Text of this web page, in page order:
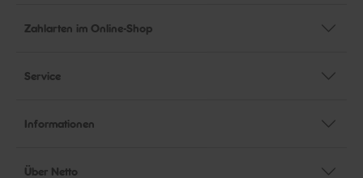
Zahlarten im Online-Shop
Service
Informationen
Über Netto